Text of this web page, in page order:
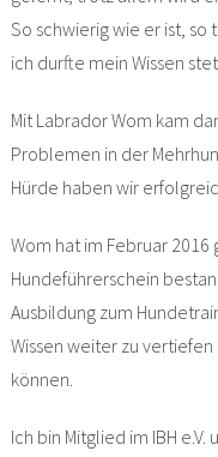
So schwierig wie er ist, so
ich durfte mein Wissen
Mit Labrador Wom kam
Problemen in der
Hürde haben wir
Wom hat im Februar
Hundeführerschein
Ausbildung zum
Wissen weiter zu
können.
Ich bin Mitglied im IBH